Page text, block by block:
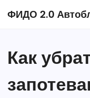
ФИДО 2.0
Как